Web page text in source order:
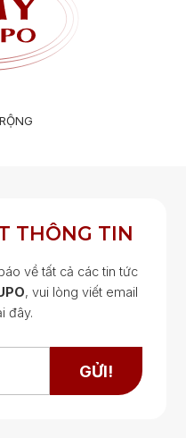
THÔNG TIN
về tất cả các tin tức
, vui lòng viết email
đây.
GỬI!